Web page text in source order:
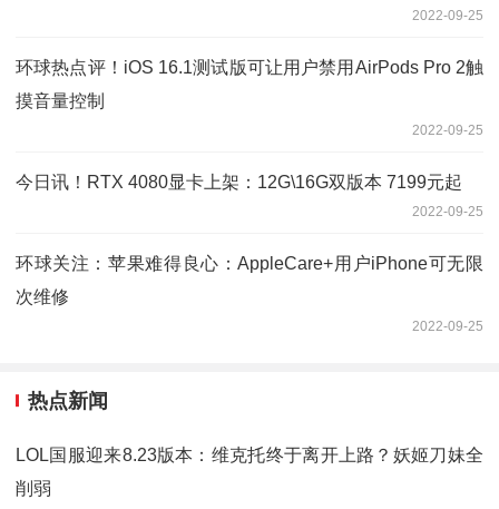
2022-09-25
环球热点评！iOS 16.1测试版可让用户禁用AirPods Pro 2触
摸音量控制
2022-09-25
今日讯！RTX 4080显卡上架：12G\16G双版本 7199元起
2022-09-25
环球关注：苹果难得良心：AppleCare+用户iPhone可无限
次维修
2022-09-25
热点新闻
LOL国服迎来8.23版本：维克托终于离开上路？妖姬刀妹全
削弱